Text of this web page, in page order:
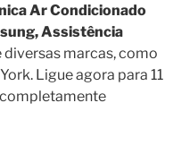
Ar Condicionado
Assistência
marcas, como
Ligue agora para 11